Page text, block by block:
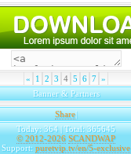
« 1 2 3 4 5 6 7 »
Banner & Partners
Share|
Today: 364 | Total: 365645
© 2012-2026 SCANDWAP
Support: puretvip.tv/en/5-exclusive